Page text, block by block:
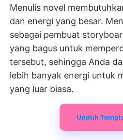
Menulis novel
dan energi yang besar.
sebagai pembuat
yang bagus untuk
tersebut, sehingga Anda
lebih banyak energi untuk
yang luar biasa.
Unduh